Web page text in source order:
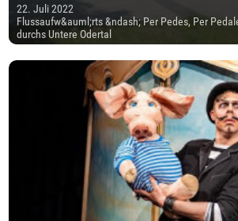
22. Juli 2022
Flussaufw&auml;rts &ndash; Per Pedes, Per
durchs Untere Odertal